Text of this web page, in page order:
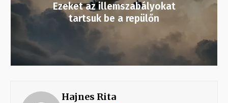
Ezeket az illemszabályokat
tartsuk be a repülőn
Hajnes Rita